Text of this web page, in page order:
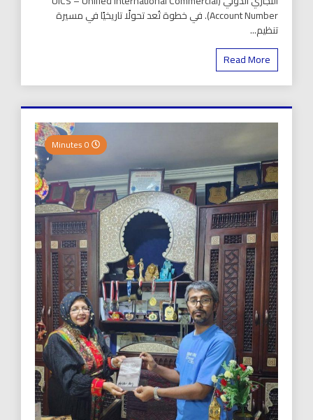
Account Number). في خطوة تُعد تحولًا تاريخيًا في مسيرة
تنظيم...
Read More